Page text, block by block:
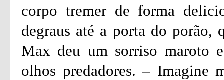
corpo tremer de forma
degraus até a porta do porão,
Max deu um sorriso maroto
olhos predadores. – Imagine